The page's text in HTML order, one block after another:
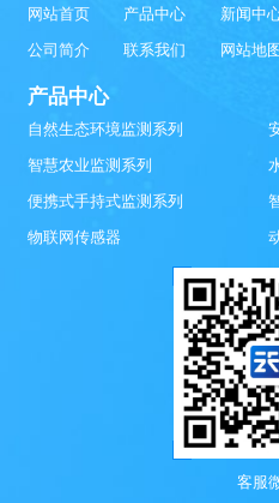
网站首页 产品中心 新闻中
公司简介
联系我们 网站地
产品中心
自然生态环境监测系列
智慧农业监测系列
便携式手持式监测系列
物联网传感器
客服